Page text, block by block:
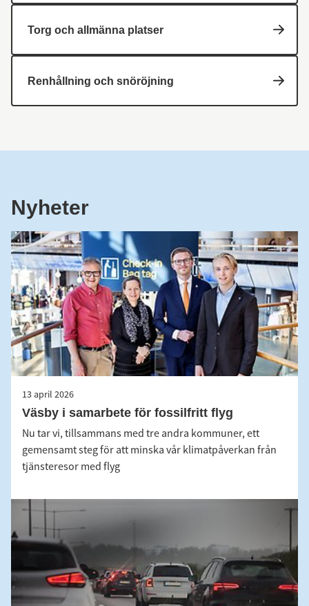
Torg och allmänna platser
Renhållning och snöröjning
Nyheter
13 april 2026
Väsby i samarbete för fossilfritt flyg
Nu tar vi, tillsammans med tre andra kommuner, ett
gemensamt steg för att minska vår klimatpåverkan från
tjänsteresor med flyg